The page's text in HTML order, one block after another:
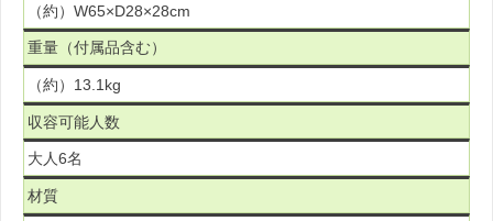
（約）W65×D28×28cm
重量（付属品含む）
（約）13.1kg
収容可能人数
大人6名
材質